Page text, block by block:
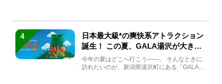
4
日本最大級*の爽快系アトラクション
誕生！ この夏、GALA湯沢が大きく
生まれ変わる
今年の夏はどこへ行こう――。 そんなときに
訪れたいのが、新潟県湯沢町にある「GALA湯